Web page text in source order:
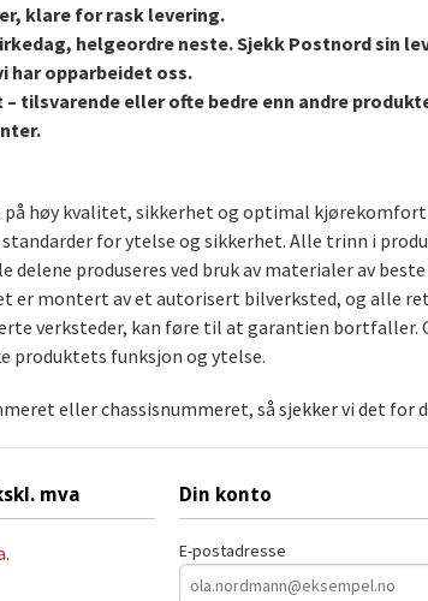
klare for rask levering.
helgeordre neste. Sjekk Postnord sin
har opparbeidet oss.
tilsvarende eller ofte bedre enn andre
høy kvalitet, sikkerhet og optimal
for ytelse og sikkerhet. Alle trinn i
delene produseres ved bruk av materialer av
er montert av et autorisert bilverksted, og alle
verksteder, kan føre til at garantien bortfaller.
produktets funksjon og ytelse.
eller chassisnummeret, så sjekker vi det for
mva Din konto
E-postadresse